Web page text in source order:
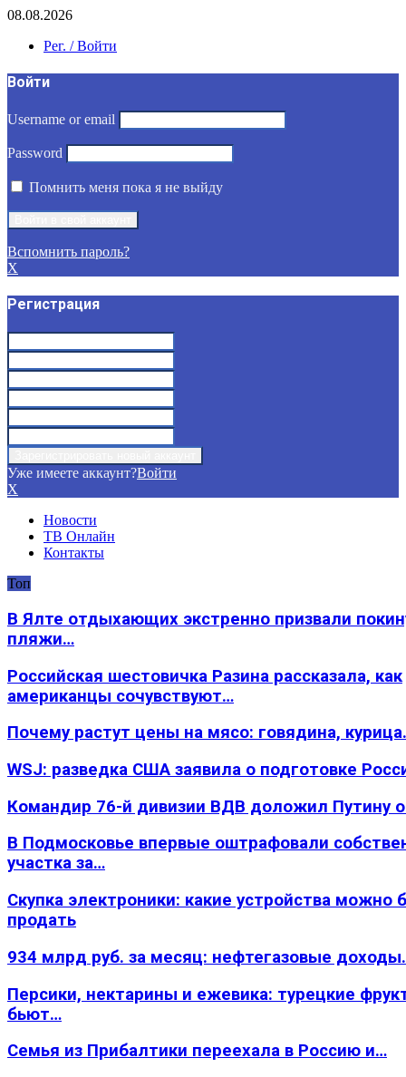
08.08.2026
Рег. / Войти
Войти
Username or email
Password
Помнить меня пока я не выйду
Вспомнить пароль?
X
Регистрация
Уже имеете аккаунт?Войти
X
Новости
ТВ Онлайн
Контакты
Топ
В Ялте отдыхающих экстренно призвали
пляжи…
Российская шестовичка Разина рассказала, как
американцы сочувствуют…
Почему растут цены на мясо: говядина,
WSJ: разведка США заявила о подготовке
Командир 76-й дивизии ВДВ доложил Путину
В Подмосковье впервые оштрафовали
участка за…
Скупка электроники: какие устройства можно
продать
934 млрд руб. за месяц: нефтегазовые
Персики, нектарины и ежевика: турецкие
бьют…
Семья из Прибалтики переехала в Россию и…